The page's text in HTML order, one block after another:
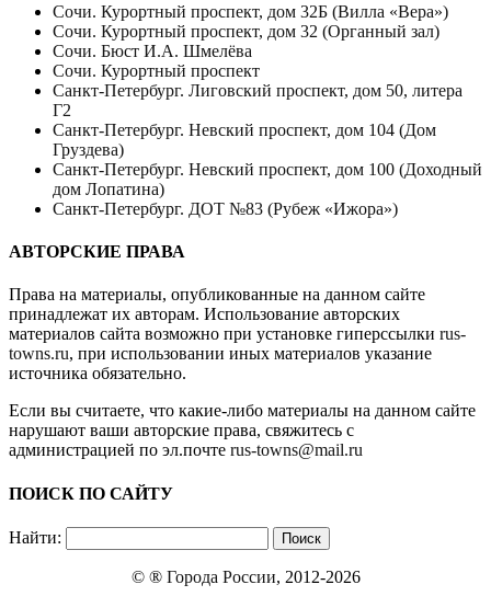
Сочи. Курортный проспект, дом 32Б (Вилла «Вера»)
Сочи. Курортный проспект, дом 32 (Органный зал)
Сочи. Бюст И.А. Шмелёва
Сочи. Курортный проспект
Санкт-Петербург. Лиговский проспект, дом 50, литера
Г2
Санкт-Петербург. Невский проспект, дом 104 (Дом
Груздева)
Санкт-Петербург. Невский проспект, дом 100 (Доходный
дом Лопатина)
Санкт-Петербург. ДОТ №83 (Рубеж «Ижора»)
АВТОРСКИЕ ПРАВА
Права на материалы, опубликованные на данном сайте
принадлежат их авторам. Использование авторских
материалов сайта возможно при установке гиперссылки rus-
towns.ru, при использовании иных материалов указание
источника обязательно.
Если вы считаете, что какие-либо материалы на данном сайте
нарушают ваши авторские права, свяжитесь с
администрацией по эл.почте rus-towns@mail.ru
ПОИСК ПО САЙТУ
Найти:
© ® Города России, 2012-2026